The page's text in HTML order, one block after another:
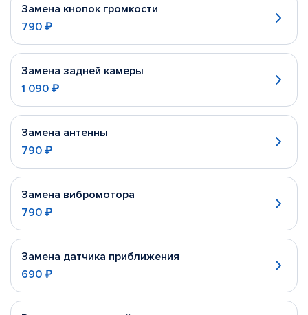
Замена кнопок громкости
790 ₽
Замена задней камеры
1 090 ₽
Замена антенны
790 ₽
Замена вибромотора
790 ₽
Замена датчика приближения
690 ₽